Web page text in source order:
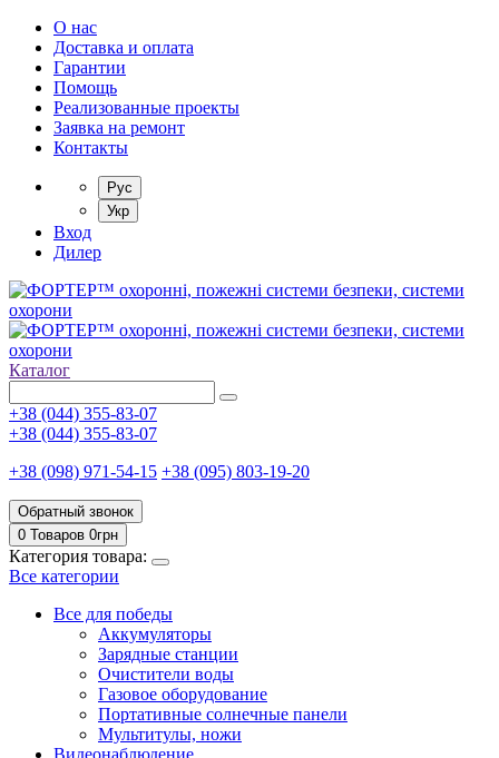
О нас
Доставка и оплата
Гарантии
Помощь
Реализованные проекты
Заявка на ремонт
Контакты
Рус
Укр
Вход
Дилер
Каталог
+38 (044) 355-83-07
+38 (044) 355-83-07
+38 (098) 971-54-15 +38 (095) 803-19-20
Обратный звонок
0 Товаров 0грн
Категория товара:
Все категории
Все для победы
Аккумуляторы
Зарядные станции
Очистители воды
Газовое оборудование
Портативные солнечные панели
Мультитулы, ножи
Видеонаблюдение